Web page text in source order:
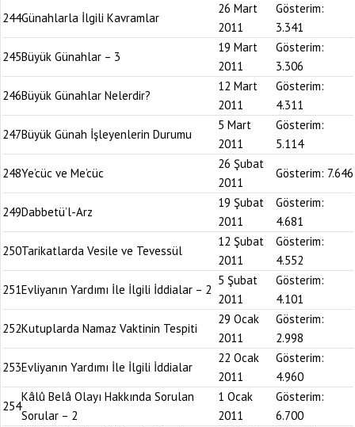
244Günahlarla İlgili Kavramlar
26 Mart
2011
Gösterim:
3.341
245Büyük Günahlar – 3
19 Mart
2011
Gösterim:
3.306
246Büyük Günahlar Nelerdir?
12 Mart
2011
Gösterim:
4.311
247Büyük Günah İşleyenlerin Durumu
5 Mart
2011
Gösterim:
5.114
248Ye’cüc ve Me’cüc
26 Şubat
2011
Gösterim: 7.646
249Dabbetü’l-Arz
19 Şubat
2011
Gösterim:
4.681
250Tarikatlarda Vesile ve Tevessül
12 Şubat
2011
Gösterim:
4.552
251Evliyanın Yardımı İle İlgili İddialar – 2
5 Şubat
2011
Gösterim:
4.101
252Kutuplarda Namaz Vaktinin Tespiti
29 Ocak
2011
Gösterim:
2.998
253Evliyanın Yardımı İle İlgili İddialar
22 Ocak
2011
Gösterim:
4.960
254
Kâlû Belâ Olayı Hakkında Sorulan
Sorular – 2
1 Ocak
2011
Gösterim:
6.700